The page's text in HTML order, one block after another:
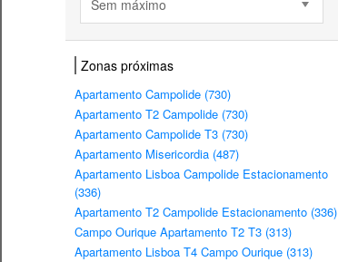
Sem máximo
Zonas próximas
Apartamento Campolide (730)
Apartamento T2 Campolide (730)
Apartamento Campolide T3 (730)
Apartamento Misericordia (487)
Apartamento Lisboa Campolide Estacionamento
(336)
Apartamento T2 Campolide Estacionamento (336)
Campo Ourique Apartamento T2 T3 (313)
Apartamento Lisboa T4 Campo Ourique (313)